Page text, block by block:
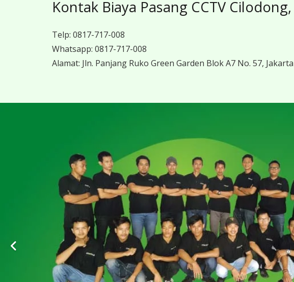
Kontak Biaya Pasang CCTV
Telp: 0817-717-008
Whatsapp: 0817-717-008
Alamat: Jln. Panjang Ruko Green Garden Blok A7 No. 57,